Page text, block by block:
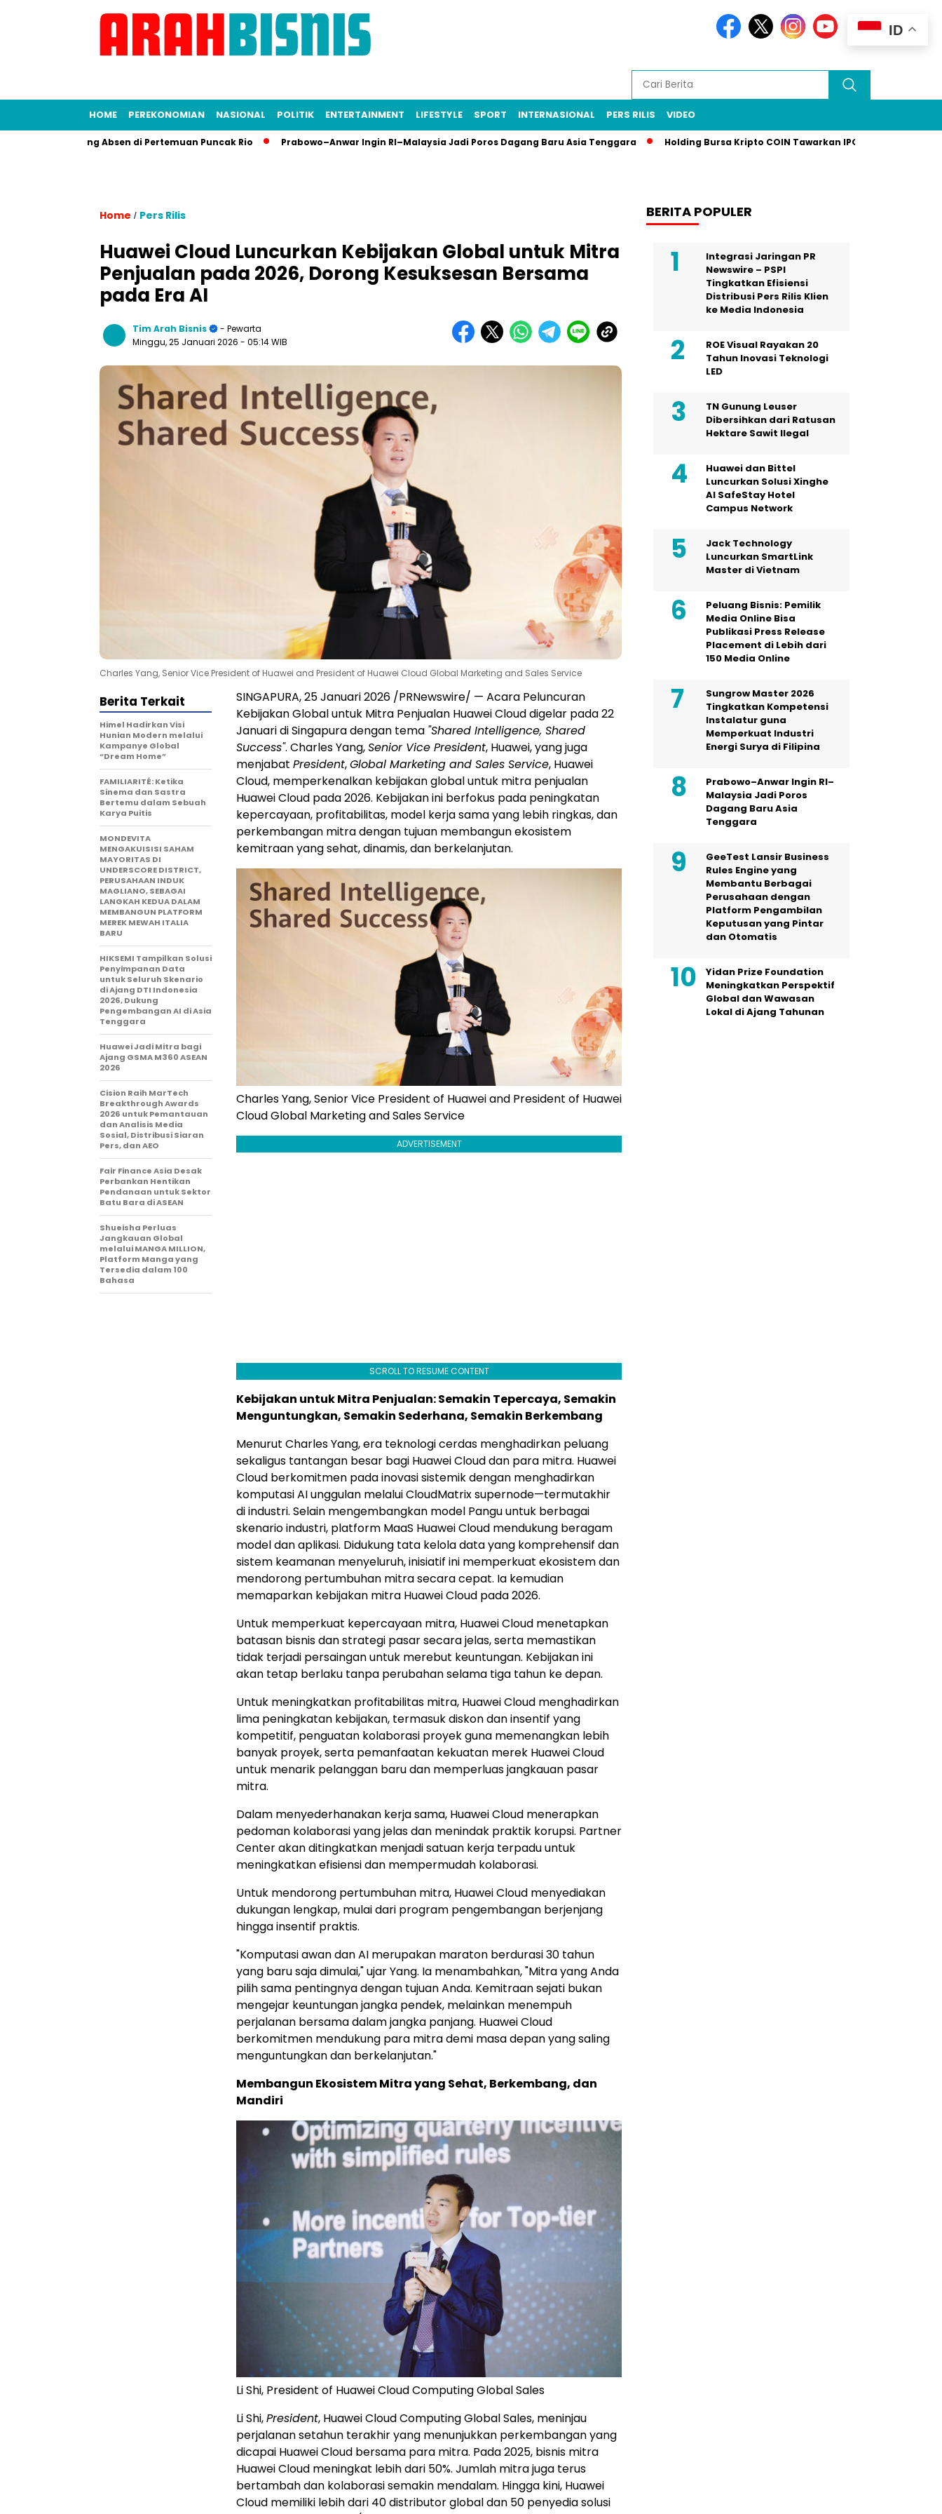
HOME PEREKONOMIAN NASIONAL POLITIK ENTERTAINMENT LIFESTYLE SPORT INTERNASIONAL PERS RILIS VIDEO
Xi Jinping Absen di Pertemuan Puncak Rio Prabowo–Anwar Ingin RI–Malaysia Jadi Poros Dagang Baru Asia Tenggara Holding Bursa Kripto COIN Tawarkan IPO, Tantang Pasar Modal
Home / Pers Rilis
Huawei Cloud Luncurkan Kebijakan Global untuk Mitra
Penjualan pada 2026, Dorong Kesuksesan Bersama
pada Era AI
Tim Arah Bisnis
- Pewarta
Minggu, 25 Januari 2026 - 05:14 WIB
Charles Yang, Senior Vice President of Huawei and President of Huawei Cloud Global Marketing and Sales Service
SINGAPURA, 25 Januari 2026 /PRNewswire/ — Acara Peluncuran
Kebijakan Global untuk Mitra Penjualan Huawei Cloud digelar pada 22
Januari di Singapura dengan tema "Shared Intelligence, Shared
Success". Charles Yang,Senior Vice President, Huawei, yang juga
menjabat President,Global Marketing and Sales Service, Huawei
Cloud, memperkenalkan kebijakan global untuk mitra penjualan
Huawei Cloud pada 2026. Kebijakan ini berfokus pada peningkatan
kepercayaan, profitabilitas, model kerja sama yang lebih ringkas, dan
perkembangan mitra dengan tujuan membangun ekosistem
kemitraan yang sehat, dinamis, dan berkelanjutan.
Charles Yang, Senior Vice President of Huawei and President of Huawei
Cloud Global Marketing and Sales Service
ADVERTISEMENT
SCROLL TO RESUME CONTENT
Kebijakan untuk Mitra Penjualan: Semakin Tepercaya, Semakin
Menguntungkan, Semakin Sederhana, Semakin Berkembang
Menurut Charles Yang, era teknologi cerdas menghadirkan peluang
sekaligus tantangan besar bagi Huawei Cloud dan para mitra. Huawei
Cloud berkomitmen pada inovasi sistemik dengan menghadirkan
komputasi AI unggulan melalui CloudMatrix supernode—termutakhir
di industri. Selain mengembangkan model Pangu untuk berbagai
skenario industri, platform MaaS Huawei Cloud mendukung beragam
model dan aplikasi. Didukung tata kelola data yang komprehensif dan
sistem keamanan menyeluruh, inisiatif ini memperkuat ekosistem dan
mendorong pertumbuhan mitra secara cepat. Ia kemudian
memaparkan kebijakan mitra Huawei Cloud pada 2026.
Untuk memperkuat kepercayaan mitra, Huawei Cloud menetapkan
batasan bisnis dan strategi pasar secara jelas, serta memastikan
tidak terjadi persaingan untuk merebut keuntungan. Kebijakan ini
akan tetap berlaku tanpa perubahan selama tiga tahun ke depan.
Untuk meningkatkan profitabilitas mitra, Huawei Cloud menghadirkan
lima peningkatan kebijakan, termasuk diskon dan insentif yang
kompetitif, penguatan kolaborasi proyek guna memenangkan lebih
banyak proyek, serta pemanfaatan kekuatan merek Huawei Cloud
untuk menarik pelanggan baru dan memperluas jangkauan pasar
mitra.
Dalam menyederhanakan kerja sama, Huawei Cloud menerapkan
pedoman kolaborasi yang jelas dan menindak praktik korupsi. Partner
Center akan ditingkatkan menjadi satuan kerja terpadu untuk
meningkatkan efisiensi dan mempermudah kolaborasi.
Untuk mendorong pertumbuhan mitra, Huawei Cloud menyediakan
dukungan lengkap, mulai dari program pengembangan berjenjang
hingga insentif praktis.
"Komputasi awan dan AI merupakan maraton berdurasi 30 tahun
yang baru saja dimulai," ujar Yang. Ia menambahkan, "Mitra yang Anda
pilih sama pentingnya dengan tujuan Anda. Kemitraan sejati bukan
mengejar keuntungan jangka pendek, melainkan menempuh
perjalanan bersama dalam jangka panjang. Huawei Cloud
berkomitmen mendukung para mitra demi masa depan yang saling
menguntungkan dan berkelanjutan."
Membangun Ekosistem Mitra yang Sehat, Berkembang, dan
Mandiri
Li Shi, President of Huawei Cloud Computing Global Sales
Li Shi,President, Huawei Cloud Computing Global Sales, meninjau
perjalanan setahun terakhir yang menunjukkan perkembangan yang
dicapai Huawei Cloud bersama para mitra. Pada 2025, bisnis mitra
Huawei Cloud meningkat lebih dari 50%. Jumlah mitra juga terus
bertambah dan kolaborasi semakin mendalam. Hingga kini, Huawei
Cloud memiliki lebih dari 40 distributor global dan 50 penyedia solusi
Berita Terkait
Himel Hadirkan Visi
Hunian Modern melalui
Kampanye Global
“Dream Home”
FAMILIARITÉ: Ketika
Sinema dan Sastra
Bertemu dalam Sebuah
Karya Puitis
MONDEVITA
MENGAKUISISI SAHAM
MAYORITAS DI
UNDERSCORE DISTRICT,
PERUSAHAAN INDUK
MAGLIANO, SEBAGAI
LANGKAH KEDUA DALAM
MEMBANGUN PLATFORM
MEREK MEWAH ITALIA
BARU
HIKSEMI Tampilkan Solusi
Penyimpanan Data
untuk Seluruh Skenario
di Ajang DTI Indonesia
2026, Dukung
Pengembangan AI di Asia
Tenggara
Huawei Jadi Mitra bagi
Ajang GSMA M360 ASEAN
2026
Cision Raih MarTech
Breakthrough Awards
2026 untuk Pemantauan
dan Analisis Media
Sosial, Distribusi Siaran
Pers, dan AEO
Fair Finance Asia Desak
Perbankan Hentikan
Pendanaan untuk Sektor
Batu Bara di ASEAN
Shueisha Perluas
Jangkauan Global
melalui MANGA MILLION,
Platform Manga yang
Tersedia dalam 100
Bahasa
BERITA POPULER
Integrasi Jaringan PR
Newswire – PSPI
Tingkatkan Efisiensi
Distribusi Pers Rilis Klien
ke Media Indonesia
ROE Visual Rayakan 20
Tahun Inovasi Teknologi
LED
TN Gunung Leuser
Dibersihkan dari Ratusan
Hektare Sawit Ilegal
Huawei dan Bittel
Luncurkan Solusi Xinghe
Al SafeStay Hotel
Campus Network
Jack Technology
Luncurkan SmartLink
Master di Vietnam
Peluang Bisnis: Pemilik
Media Online Bisa
Publikasi Press Release
Placement di Lebih dari
150 Media Online
Sungrow Master 2026
Tingkatkan Kompetensi
Instalatur guna
Memperkuat Industri
Energi Surya di Filipina
Prabowo–Anwar Ingin RI–
Malaysia Jadi Poros
Dagang Baru Asia
Tenggara
GeeTest Lansir Business
Rules Engine yang
Membantu Berbagai
Perusahaan dengan
Platform Pengambilan
Keputusan yang Pintar
dan Otomatis
Yidan Prize Foundation
Meningkatkan Perspektif
Global dan Wawasan
Lokal di Ajang Tahunan
ID